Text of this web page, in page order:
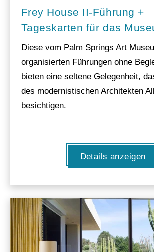
Frey House II-Führung +
Tageskarten für das
Diese vom Palm Springs Art
organisierten Führungen ohne
bieten eine seltene Gelegenheit,
des modernistischen Architekten
besichtigen.
Details anzeigen